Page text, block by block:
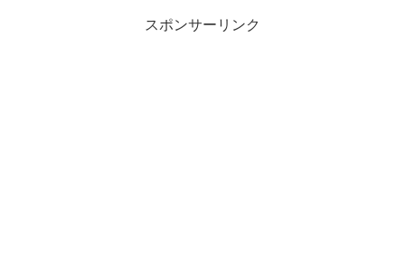
スポンサーリンク